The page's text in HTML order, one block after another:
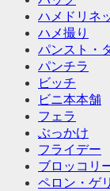
ハメドリネ
ハメ撮り
パンスト・
パンチラ
ビッチ
ビニ本本舗
フェラ
ぶっかけ
フライデー
ブロッコリ
ペロン・ゲ